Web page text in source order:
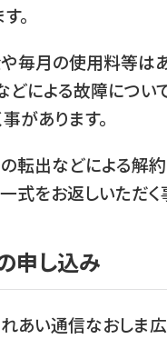
。
毎月の使用料等は
による故障につい
があります。
転出などによる解
式をお返しいただく
申し込み
あい通信なおしま